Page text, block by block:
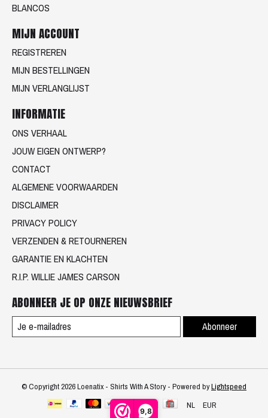
9,8
BLANCOS
MIJN ACCOUNT
REGISTREREN
MIJN BESTELLINGEN
MIJN VERLANGLIJST
INFORMATIE
ONS VERHAAL
JOUW EIGEN ONTWERP?
CONTACT
ALGEMENE VOORWAARDEN
DISCLAIMER
PRIVACY POLICY
VERZENDEN & RETOURNEREN
GARANTIE EN KLACHTEN
R.I.P. WILLIE JAMES CARSON
ABONNEER JE OP ONZE NIEUWSBRIEF
Abonneer
© Copyright 2026 Loenatix - Shirts With A Story - Powered byLightspeed
NL
EUR